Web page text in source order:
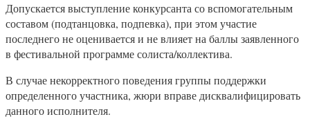
Допускается выступление конкурсанта со вспомогательным
составом (подтанцовка, подпевка), при этом участие
последнего не оценивается и не влияет на баллы заявленного
в фестивальной программе солиста/коллектива.
В случае некорректного поведения группы поддержки
определенного участника, жюри вправе дисквалифицировать
данного исполнителя.